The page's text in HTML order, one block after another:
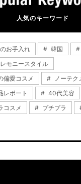
人気のキーワード
お手入れ 韓国
モニースタイル
偏愛コスメ
ノーテク
レポート
40代美容
コスメ
プチプラ